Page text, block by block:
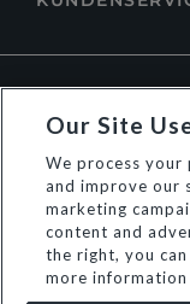
Our Site
We process
and improve our
marketing
content and
the right, you
more information